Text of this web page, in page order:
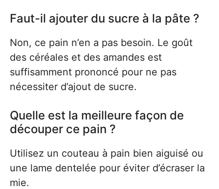
Faut-il ajouter du sucre à la pâte ?
Non, ce pain n’en a pas besoin. Le goût
des céréales et des amandes est
suffisamment prononcé pour ne pas
nécessiter d’ajout de sucre.
Quelle est la meilleure façon de
découper ce pain ?
Utilisez un couteau à pain bien aiguisé ou
une lame dentelée pour éviter d’écraser la
mie.